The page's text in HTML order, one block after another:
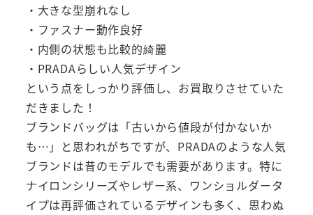
・大きな型崩れなし
・ファスナー動作良好
・内側の状態も比較的綺麗
・PRADAらしい人気デザイン
という点をしっかり評価し、お買取りさせていた
だきました！
ブランドバッグは「古いから値段が付かないか
も…」と思われがちですが、PRADAのような人気
ブランドは昔のモデルでも需要があります。特に
ナイロンシリーズやレザー系、ワンショルダータ
イプは再評価されているデザインも多く、思わぬ